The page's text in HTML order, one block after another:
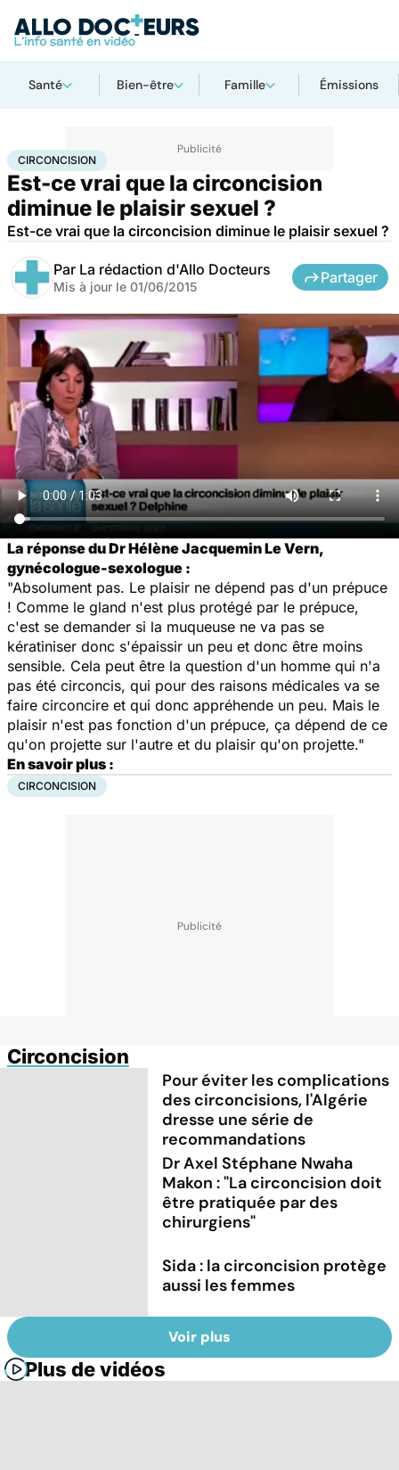
Santé Bien-être Famille Émissions
AccueilSantéCirconcision
CIRCONCISION
Est-ce vrai que la circoncision
diminue le plaisir sexuel ?
Est-ce vrai que la circoncision diminue le plaisir sexuel ?
Par La rédaction d'Allo Docteurs
Mis à jour le 01/06/2015
Partager
La réponse du Dr Hélène Jacquemin Le Vern,
gynécologue-sexologue :
"Absolument pas. Le plaisir ne dépend pas d'un prépuce
! Comme le gland n'est plus protégé par le prépuce,
c'est se demander si la muqueuse ne va pas se
kératiniser donc s'épaissir un peu et donc être moins
sensible. Cela peut être la question d'un homme qui n'a
pas été circoncis, qui pour des raisons médicales va se
faire circoncire et qui donc appréhende un peu. Mais le
plaisir n'est pas fonction d'un prépuce, ça dépend de ce
qu'on projette sur l'autre et du plaisir qu'on projette."
En savoir plus :
CIRCONCISION
Circoncision
Pour éviter les complications
des circoncisions, l'Algérie
dresse une série de
recommandations
Dr Axel Stéphane Nwaha
Makon : "La circoncision doit
être pratiquée par des
chirurgiens"
Sida : la circoncision protège
aussi les femmes
Voir plus
Plus de vidéos